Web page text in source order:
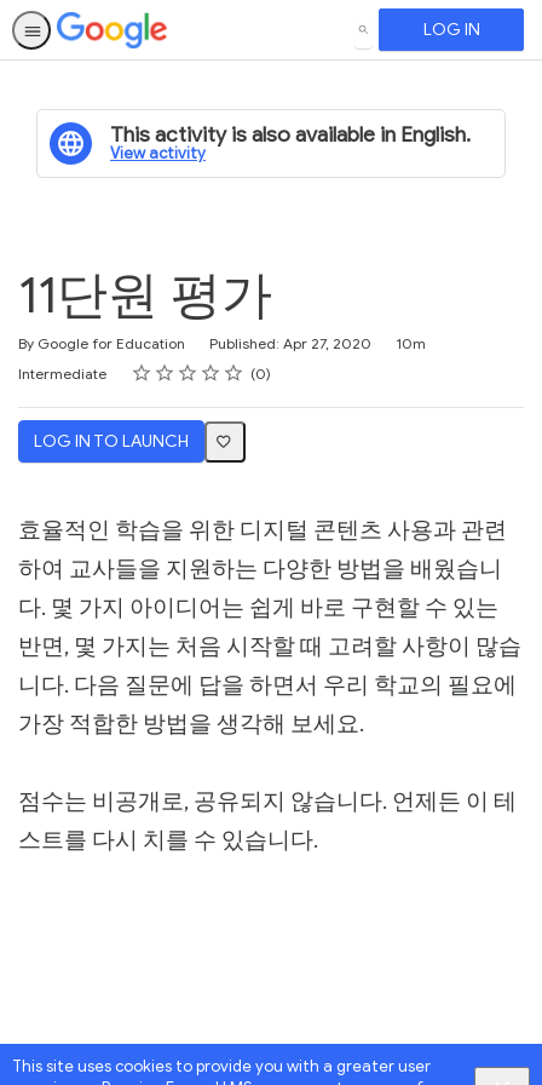
This site uses cookies to provide you with a greater user
SEARCH LOG IN
This activity is also available in English.
View activity
11단원 평가
By Google for Education Published: Apr 27, 2020
Duration
10m
Difficulty
Intermediate Rating
1 star
2 stars
3 stars
4 stars
5 stars
Average rating: 0 0
No reviews
LOG IN TO LAUNCH
효율적인 학습을 위한 디지털 콘텐츠 사용과 관련
하여 교사들을 지원하는 다양한 방법을 배웠습니
다. 몇 가지 아이디어는 쉽게 바로 구현할 수 있는
반면, 몇 가지는 처음 시작할 때 고려할 사항이 많습
니다. 다음 질문에 답을 하면서 우리 학교의 필요에
가장 적합한 방법을 생각해 보세요.
점수는 비공개로, 공유되지 않습니다. 언제든 이 테
스트를 다시 치를 수 있습니다.